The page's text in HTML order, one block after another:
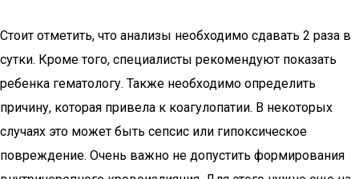
Стоит отметить, что анализы необходимо сдавать 2 раза в
сутки. Кроме того, специалисты рекомендуют показать
ребенка гематологу. Также необходимо определить
причину, которая привела к коагулопатии. В некоторых
случаях это может быть сепсис или гипоксическое
повреждение. Очень важно не допустить формирования